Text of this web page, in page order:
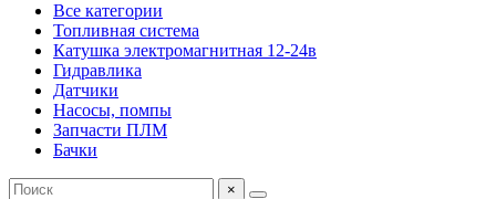
Все категории
Топливная система
Катушка электромагнитная 12-24в
Гидравлика
Датчики
Насосы, помпы
Запчасти ПЛМ
Бачки
×